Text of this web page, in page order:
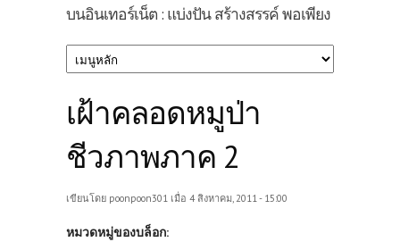
บนอินเทอร์เน็ต : แบ่งปัน สร้างสรรค์ พอเพียง
เฝ้าคลอดหมูป่า
ชีวภาพภาค 2
เขียนโดย poonpoon301 เมื่อ 4 สิงหาคม, 2011 - 15:00
หมวดหมู่ของบล็อก: